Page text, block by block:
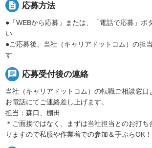
description 応募方法
●「WEBから応募」または、「電話で応募」ボ
い
●ご応募後、当社（キャリアドットコム）の担
す
chat 応募受付後の連絡
当社（キャリアドットコム）の転職ご相談窓口
お電話にてご連絡差し上げます。
担当：森口、棚田
＊ご面接ではなく、まずは当社担当とのお打ち
りますので私服や作業着での参加＆手ぶらOK！